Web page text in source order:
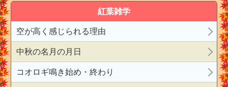
紅葉雑学
空が高く感じられる理由
中秋の名月の月日
コオロギ鳴き始め・終わり